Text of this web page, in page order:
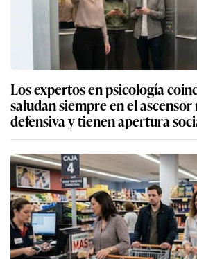
Los expertos en psicología
saludan siempre en el ascensor
defensiva y tienen apertura